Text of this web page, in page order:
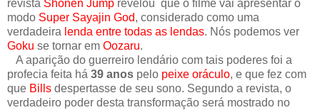
revista Shonen Jump revelou que o filme vai apresentar o
modo Super Sayajin God, considerado como uma
verdadeira lenda entre todas as lendas. Nós podemos ver
Goku se tornar em Oozaru.
A aparição do guerreiro lendário com tais poderes foi a
profecia feita há 39 anos pelo peixe oráculo, e que fez com
que Bills despertasse de seu sono. Segundo a revista, o
verdadeiro poder desta transformação será mostrado no